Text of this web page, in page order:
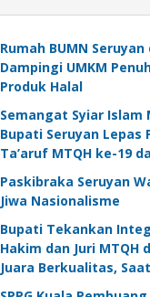
Rumah BUMN
Dampingi UMKM
Produk Halal
Semangat Syiar Islam
Bupati Seruyan Lepas
Ta’aruf MTQH ke-19
Paskibraka Seruyan
Jiwa Nasionalisme
Bupati Tekankan
Hakim dan Juri MTQH
Juara Berkualitas,